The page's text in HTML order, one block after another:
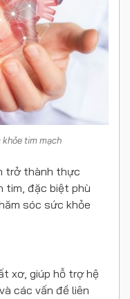
tim mạch
trở thành thực
tim, đặc biệt phù
sóc sức khỏe
xơ, giúp hỗ trợ hệ
các vấn đề liên